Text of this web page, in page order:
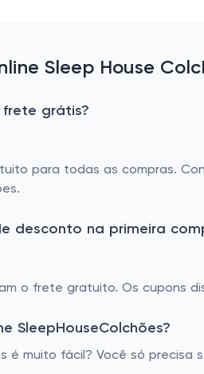
Sleep House
frete grátis?
para todas as compras.
desconto na primeira
o frete gratuito. Os cupons
SleepHouseColchões?
é muito fácil? Você só